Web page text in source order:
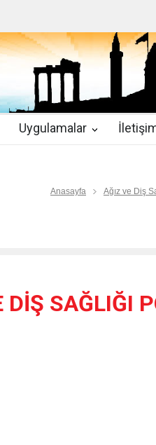
MERKEZLERİ CİHAZ
Teleradyoloji Birimi Genelgesi 2019/
Pratisyen Hekim Kadrosunda
Uygulamalar
Anasayfa Ağız ve Diş
DİŞ SAĞLIĞI